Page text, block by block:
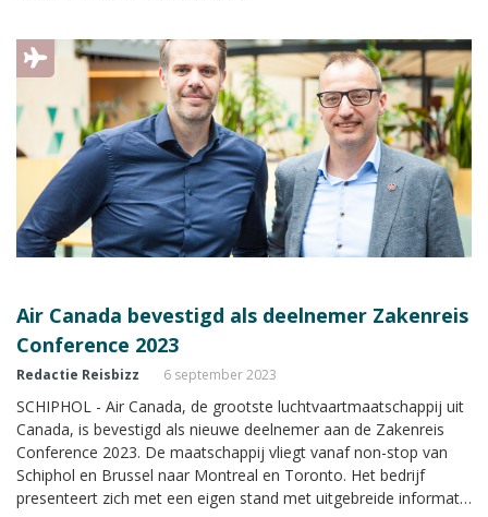
Air Canada bevestigd als deelnemer Zakenreis
Conference 2023
Redactie Reisbizz 6 september 2023
SCHIPHOL - Air Canada, de grootste luchtvaartmaatschappij uit
Canada, is bevestigd als nieuwe deelnemer aan de Zakenreis
Conference 2023. De maatschappij vliegt vanaf non-stop van
Schiphol en Brussel naar Montreal en Toronto. Het bedrijf
presenteert zich met een eigen stand met uitgebreide informatie